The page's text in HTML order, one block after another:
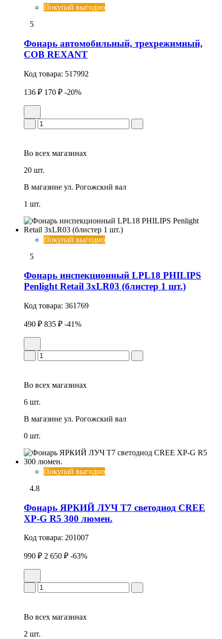
Покупай выгодно
5
Фонарь автомобильный, трехрежимный,
СОВ REXANT
Код товара: 517992
136 ₽ 170 ₽ -20%
Во всех магазинах
20 шт.
В магазине ул. Рогожский вал
1 шт.
Покупай выгодно
5
Фонарь инспекционный LPL18 PHILIPS
Penlight Retail 3xLR03 (блистер 1 шт.)
Код товара: 361769
490 ₽ 835 ₽ -41%
Во всех магазинах
6 шт.
В магазине ул. Рогожский вал
0 шт.
Покупай выгодно
4.8
Фонарь ЯРКИЙ ЛУЧ T7 светодиод CREE
XP-G R5 300 люмен.
Код товара: 201007
990 ₽ 2 650 ₽ -63%
Во всех магазинах
2 шт.